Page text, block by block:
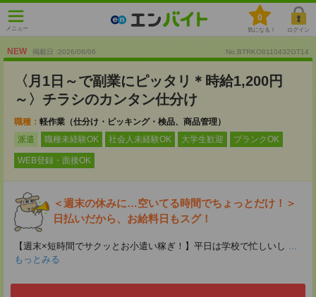
メニュー
0
気になる！ ログイン
NEW 掲載日 :2026/08/06 No.BTRKO8110432GT14
〈月1日～で副業にピッタリ＊時給1,200円
～〉チラシのカンタン仕分け
職種： 軽作業（仕分け・ピッキング・検品、商品管理）
派遣
職種未経験OK 社会人未経験OK 大学生歓迎 ブランクOK
WEB登録・面接OK
＜週末の休みに…空いてる時間でちょっとだけ！＞
日払いだから、お給料日もスグ！
【週末×短時間でサクッとお小遣い稼ぎ！】平日は学校で忙しいし ...
もっとみる